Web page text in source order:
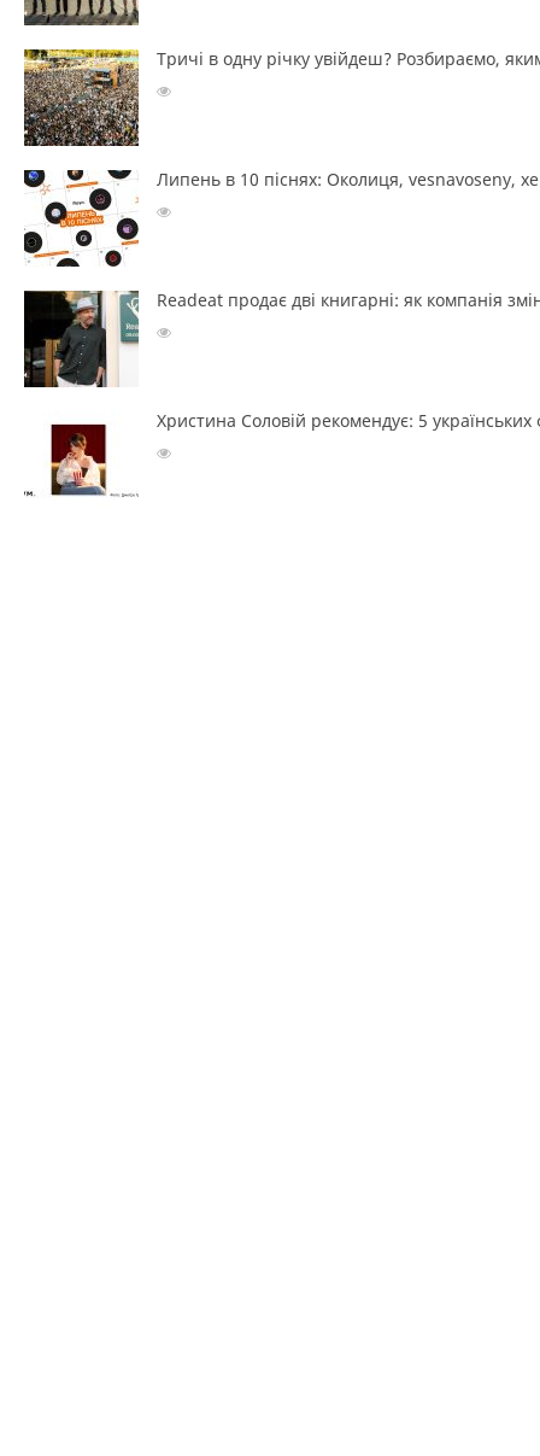
Тричі в одну річку увійдеш? Розбираємо,
Липень в 10 піснях: Околиця, vesnavoseny,
Readeat продає дві книгарні: як компанія
Христина Соловій рекомендує: 5 українських